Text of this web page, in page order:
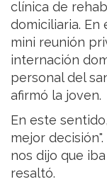
clínica de
domiciliaria. En
mini reunión
internación
personal del
afirmó la joven.
En este
mejor
nos dijo que
resaltó.